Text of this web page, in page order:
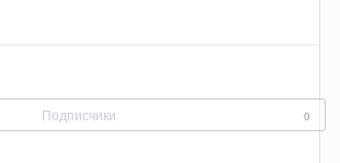
Подписчики 0